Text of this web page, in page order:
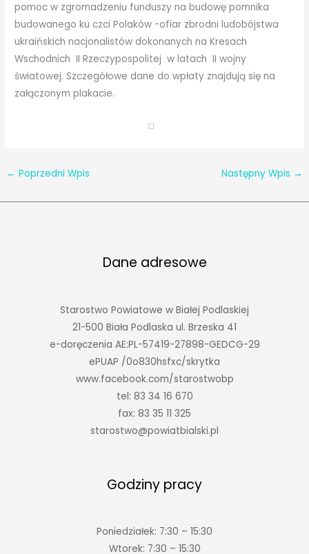
pomoc w zgromadzeniu funduszy na budowę pomnika
budowanego ku czci Polaków -ofiar zbrodni ludobójstwa
ukraińskich nacjonalistów dokonanych na Kresach
Wschodnich II Rzeczypospolitej w latach II wojny
światowej. Szczegółowe dane do wpłaty znajdują się na
załączonym plakacie.
← Poprzedni Wpis Następny Wpis →
Dane adresowe
Starostwo Powiatowe w Białej Podlaskiej
21-500 Biała Podlaska ul. Brzeska 41
e-doręczenia AE:PL-57419-27898-GEDCG-29
ePUAP /0o830hsfxc/skrytka
www.facebook.com/starostwobp
tel: 83 34 16 670
fax: 83 35 11 325
starostwo@powiatbialski.pl
Godziny pracy
Poniedziałek: 7:30 – 15:30
Wtorek: 7:30 – 15:30